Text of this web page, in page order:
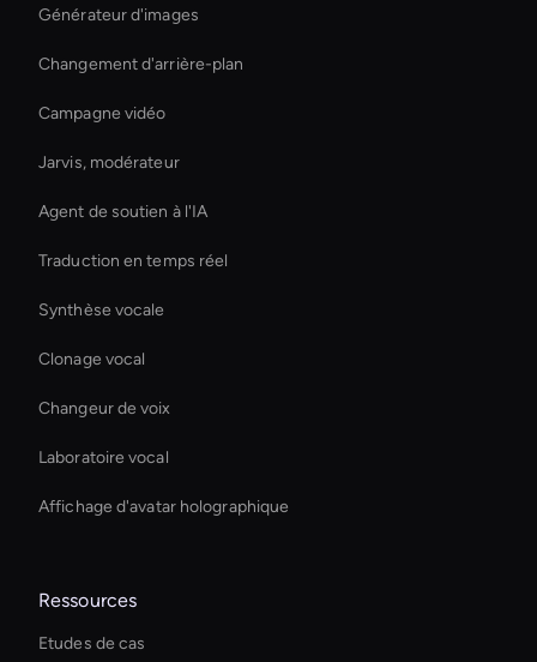
Générateur d'images
Changement d'arrière-plan
Campagne vidéo
Jarvis, modérateur
Agent de soutien à l'IA
Traduction en temps réel
Synthèse vocale
Clonage vocal
Changeur de voix
Laboratoire vocal
Affichage d'avatar holographique
Ressources
Etudes de cas